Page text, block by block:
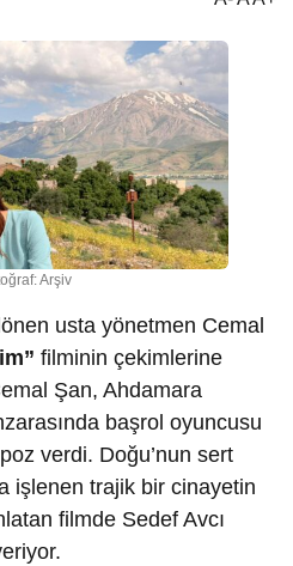
Arşiv
usta yönetmen Cemal
filminin çekimlerine
Şan, Ahdamara
başrol oyuncusu
verdi. Doğu’nun sert
işlenen trajik bir cinayetin
filmde Sedef Avcı